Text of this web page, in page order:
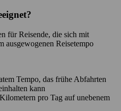
für Reisende, die sich mit
ausgewogenen Reisetempo
Tempo, das frühe Abfahrten
kann
pro Tag auf unebenem